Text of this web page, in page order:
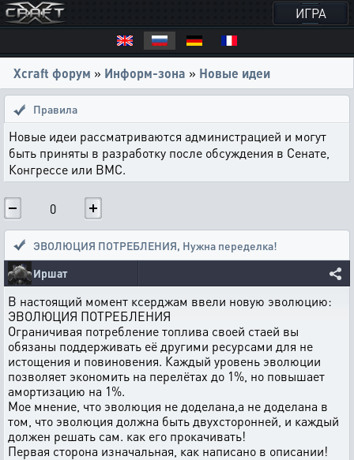
ИГРА
Xcraft форум » Информ-зона » Новые идеи
Правила
Новые идеи рассматриваются администрацией и могут
быть приняты в разработку после обсуждения в Сенате,
Конгрессе или ВМС.
0
ЭВОЛЮЦИЯ ПОТРЕБЛЕНИЯ, Нужна переделка!
Иршат
В настоящий момент ксерджам ввели новую эволюцию:
ЭВОЛЮЦИЯ ПОТРЕБЛЕНИЯ
Ограничивая потребление топлива своей стаей вы
обязаны поддерживать её другими ресурсами для не
истощения и повиновения. Каждый уровень эволюции
позволяет экономить на перелётах до 1%, но повышает
амортизацию на 1%.
Мое мнение, что эволюция не доделана,а не доделана в
том, что эволюция должна быть двухсторонней, и каждый
должен решать сам. как его прокачивать!
Первая сторона изначальная, как написано в описании!